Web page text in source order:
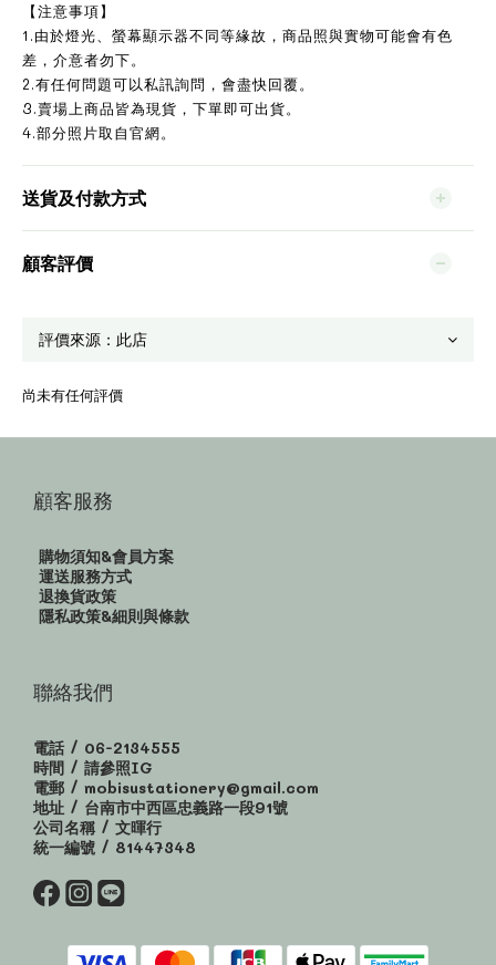
【注意事項】
1.由於燈光、螢幕顯示器不同等緣故，商品照與實物可能會有色
差，介意者勿下。
2.有任何問題可以私訊詢問，會盡快回覆。
3.賣場上商品皆為現貨，下單即可出貨。
4.部分照片取自官網。
送貨及付款方式
顧客評價
尚未有任何評價
顧客服務
購物須知&會員方案
運送服務方式
退換貨政策
隱私政策&細則與條款
聯絡我們
電話 / 06-2134555
時間 / 請參照IG
電郵 / mobisustationery@gmail.com
地址 / 台南市中西區忠義路一段91號
公司名稱 / 文暉行
統一編號 / 81447348